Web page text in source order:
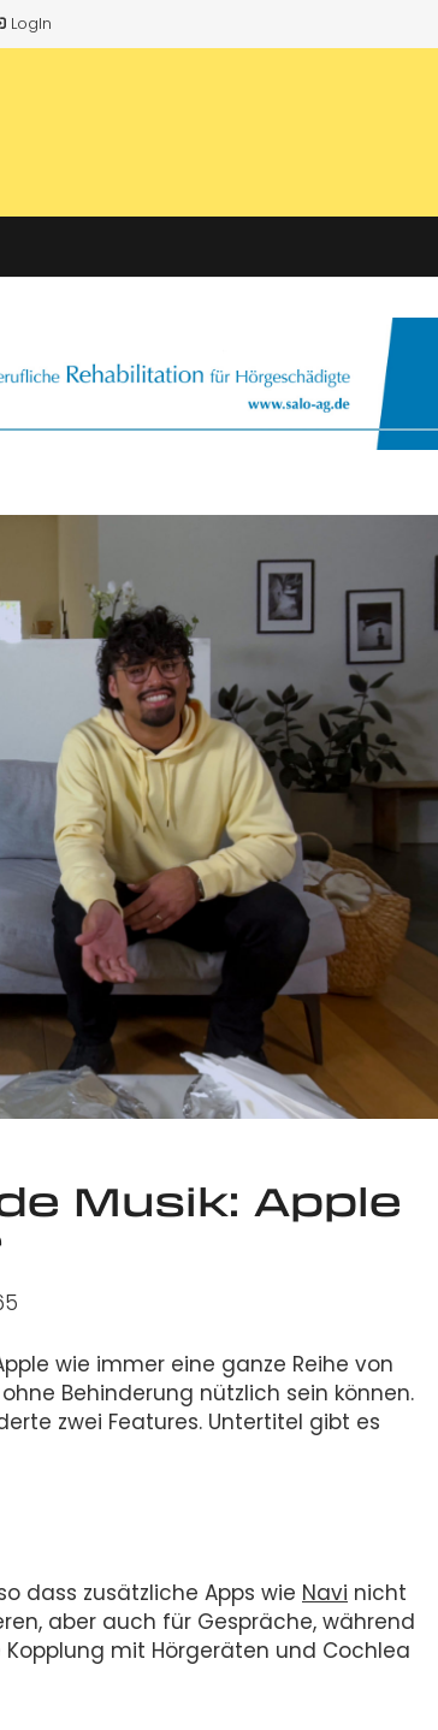
LogIn
Musik: Apple
wie immer eine ganze Reihe von
Behinderung nützlich sein können.
zwei Features. Untertitel gibt es
dass zusätzliche Apps wie Navi nicht
aber auch für Gespräche, während
mit Hörgeräten und Cochlea